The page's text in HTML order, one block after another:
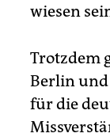
wiesen
Trotzdem
Berlin
für die